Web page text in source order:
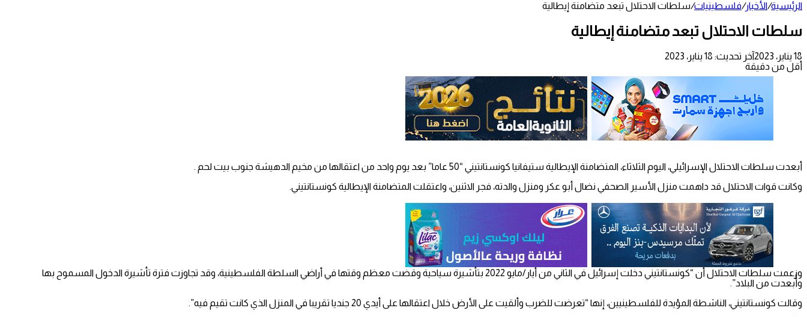
الرئيسية/الأخبار/فلسطينيات/سلطات الاحتلال تبعد متضامنة إيطالية
سلطات الاحتلال تبعد متضامنة إيطالية
18 يناير، 2023
آخر تحديث: 18 يناير، 2023
أقل من دقيقة
أبعدت سلطات الاحتلال الإسرائيلي، اليوم الثلاثاء، المتضامنة الإيطالية ستيفانيا كونستانتيني “50 عاما” بعد يوم واحد من اعتقالها من مخيم الدهيشة جنوب بيت لحم .
وكانت قوات الاحتلال قد داهمت منزل الأسير الصحفي نضال أبو عكر ومنزل والدته، فجر الاثنين، واعتقلت المتضامنة الإيطالية كونستانتيني.
وزعمت سلطات الاحتلال أن “كونستانتيني دخلت إسرائيل في الثاني من أيار/مايو 2022 بتأشيرة سياحية وقضت معظم وقتها في أراضي السلطة الفلسطينية، وقد تجاوزت فترة تأشيرة الدخول المسموح بها
وأُبعدت من البلاد”.
وقالت كونستانتيني، الناشطة المؤيدة للفلسطينيين، إنها “تعرضت للضرب وألقيت على الأرض خلال اعتقالها على أيدي 20 جنديا تقريبا في المنزل الذي كانت تقيم فيه”.